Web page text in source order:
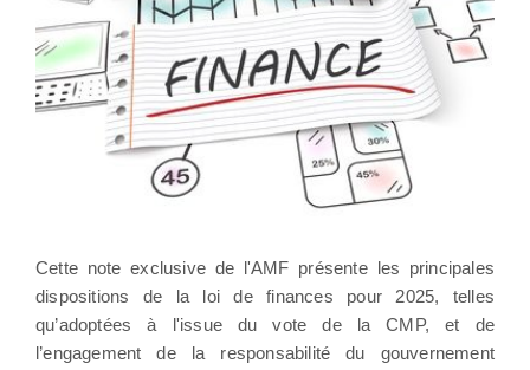
Cette note exclusive de l'AMF présente les principales
dispositions de la loi de finances pour 2025, telles
qu’adoptées à l'issue du vote de la CMP, et de
l’engagement de la responsabilité du gouvernement